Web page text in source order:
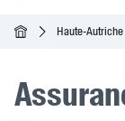
AccueilHaute-Autriche